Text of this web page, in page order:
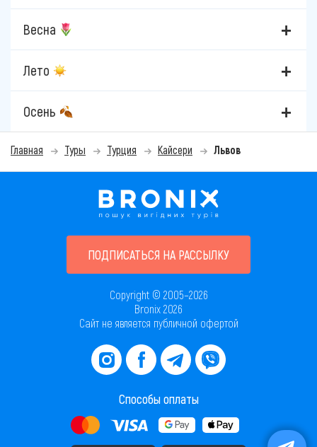
Весна
Лето
Осень
Главная Туры Турция Кайсери Львов
ПОДПИСАТЬСЯ НА РАССЫЛКУ
Copyright © 2005–2026
Bronix 2026
Сайт не является публичной офертой
Способы оплаты